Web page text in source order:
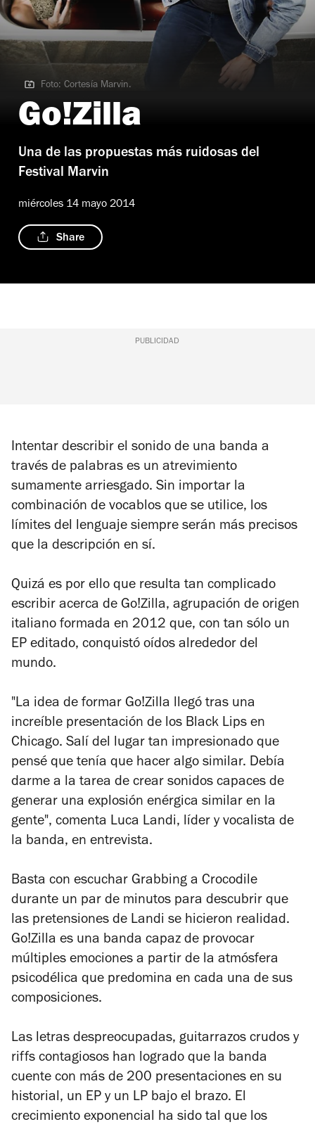
Foto: Cortesía Marvin.
Foto: Cortesía Marvin.
Go!Zilla
Una de las propuestas más ruidosas del
Festival Marvin
miércoles 14 mayo 2014
Share
PUBLICIDAD
Intentar describir el sonido de una banda a
través de palabras es un atrevimiento
sumamente arriesgado. Sin importar la
combinación de vocablos que se utilice, los
límites del lenguaje siempre serán más precisos
que la descripción en sí.
Quizá es por ello que resulta tan complicado
escribir acerca de Go!Zilla, agrupación de origen
italiano formada en 2012 que, con tan sólo un
EP editado, conquistó oídos alrededor del
mundo.
"La idea de formar Go!Zilla llegó tras una
increíble presentación de los Black Lips en
Chicago. Salí del lugar tan impresionado que
pensé que tenía que hacer algo similar. Debía
darme a la tarea de crear sonidos capaces de
generar una explosión enérgica similar en la
gente", comenta Luca Landi, líder y vocalista de
la banda, en entrevista.
Basta con escuchar Grabbing a Crocodile
durante un par de minutos para descubrir que
las pretensiones de Landi se hicieron realidad.
Go!Zilla es una banda capaz de provocar
múltiples emociones a partir de la atmósfera
psicodélica que predomina en cada una de sus
composiciones.
Las letras despreocupadas, guitarrazos crudos y
riffs contagiosos han logrado que la banda
cuente con más de 200 presentaciones en su
historial, un EP y un LP bajo el brazo. El
crecimiento exponencial ha sido tal que los